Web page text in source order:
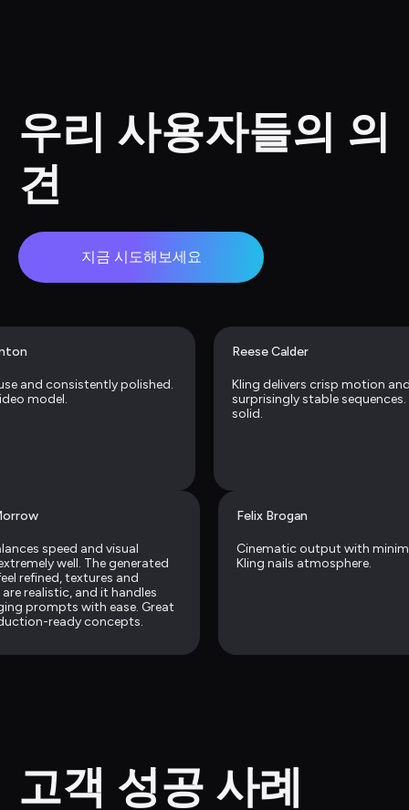
우리 사용자들의 의
견
지금 시도해보세요
and consistently polished.
model.
Reese Calder
Kling delivers crisp motion
surprisingly stable sequences.
solid.
speed and visual
well. The generated
refined, textures and
realistic, and it handles
prompts with ease. Great
ready concepts.
Felix Brogan
Cinematic output with
Kling nails atmosphere.
고객 성공 사례